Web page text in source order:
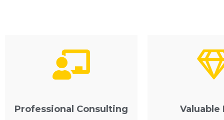
Professional Consulting Valuable